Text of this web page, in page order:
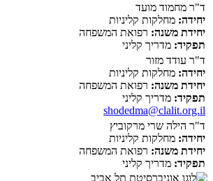
ד"ר מחמוד מועד
יחידה: מחלקות קליניות
יחידת משנה: רפואת המשפחה
תפקיד: מדריך קליני
ד"ר עודד מזור
יחידה: מחלקות קליניות
יחידת משנה: רפואת המשפחה
תפקיד: מדריך קליני
shodedma@clalit.org.il
ד"ר הילה שרי מרקוביץ
יחידה: מחלקות קליניות
יחידת משנה: רפואת המשפחה
תפקיד: מדריך קליני